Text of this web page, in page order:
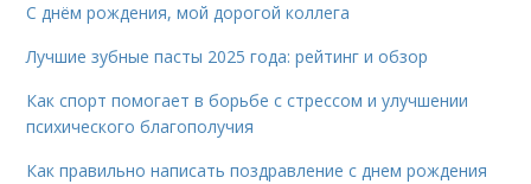
С днём рождения, мой дорогой коллега
Лучшие зубные пасты 2025 года: рейтинг и обзор
Как спорт помогает в борьбе с стрессом и улучшении
психического благополучия
Как правильно написать поздравление с днем рождения